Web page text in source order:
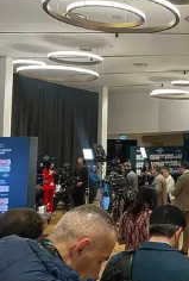
Hockey
Pallanuoto
Pallamano
Altre
News